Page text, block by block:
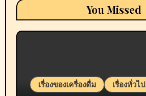
You Missed
เรื่องของเครื่องดื่ม เรื่องทั่วไป